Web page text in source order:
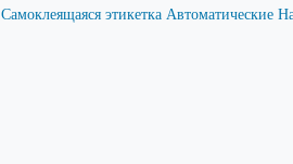
Самоклеящаяся этикетка Автоматические